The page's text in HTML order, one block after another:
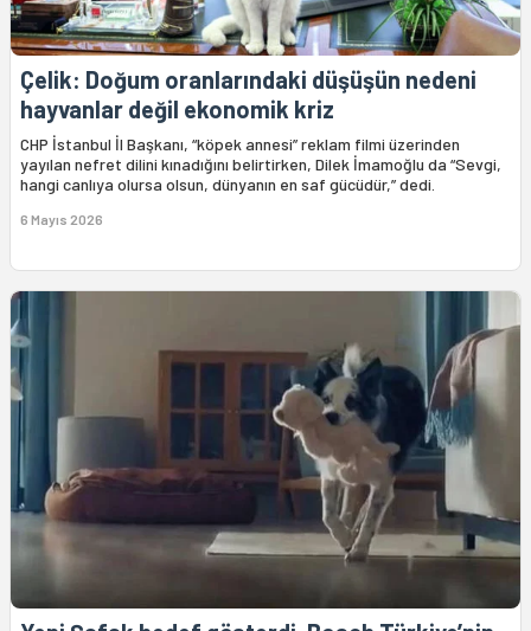
Çelik: Doğum oranlarındaki düşüşün nedeni
hayvanlar değil ekonomik kriz
CHP İstanbul İl Başkanı, “köpek annesi” reklam filmi üzerinden
yayılan nefret dilini kınadığını belirtirken, Dilek İmamoğlu da “Sevgi,
hangi canlıya olursa olsun, dünyanın en saf gücüdür,” dedi.
6 Mayıs 2026